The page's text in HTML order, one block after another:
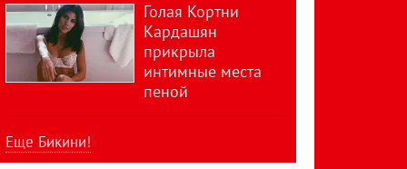
Голая Кортни
Кардашян
прикрыла
интимные места
пеной
Еще Бикини!